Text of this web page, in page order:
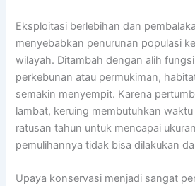
Eksploitasi berlebihan dan
menyebabkan penurunan populasi
wilayah. Ditambah dengan alih
perkebunan atau permukiman,
semakin menyempit. Karena
lambat, keruing membutuhkan
ratusan tahun untuk mencapai
pemulihannya tidak bisa dilakukan
Upaya konservasi menjadi sangat